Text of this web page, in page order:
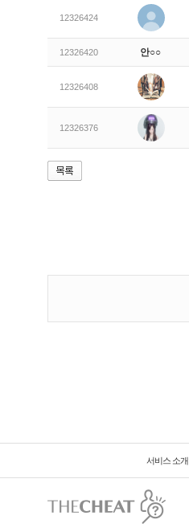
12326424
12326420 안○○
12326408
12326376
서비스 소개